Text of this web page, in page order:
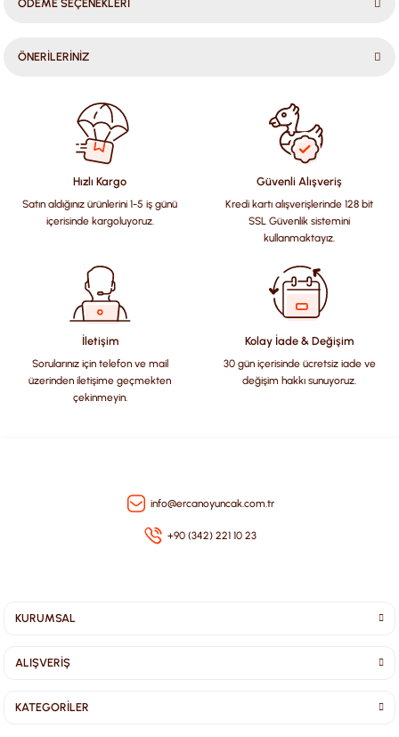
ÖDEME SEÇENEKLERİ
ÖNERİLERİNİZ
konularda yetersiz gördüğünüz noktaları öneri formunu
kullanarak tarafımıza iletebilirsiniz.
Görüş ve önerileriniz için teşekkür ederiz.
Ürün resmi kalitesiz, bozuk veya görüntülenemiyor.
Ürün açıklamasında eksik bilgiler bulunuyor.
Ürün bilgilerinde hatalar bulunuyor.
Ürün fiyatı diğer sitelerden daha pahalı.
Bu ürüne benzer farklı alternatifler olmalı.
Hızlı Kargo
Satın aldığınız ürünlerini 1-5 iş günü
içerisinde kargoluyoruz.
Güvenli Alışveriş
Kredi kartı alışverişlerinde 128 bit
SSL Güvenlik sistemini
kullanmaktayız.
İletişim
Sorularınız için telefon ve mail
üzerinden iletişime geçmekten
çekinmeyin.
Kolay İade & Değişim
30 gün içerisinde ücretsiz iade ve
değişim hakkı sunuyoruz.
info@ercanoyuncak.com.tr
+90 (342) 221 10 23
KURUMSAL
ALIŞVERİŞ
KATEGORİLER